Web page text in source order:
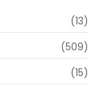
(13)
(509)
(15)